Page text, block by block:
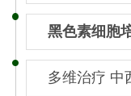
黑色素细胞
多维治疗 中